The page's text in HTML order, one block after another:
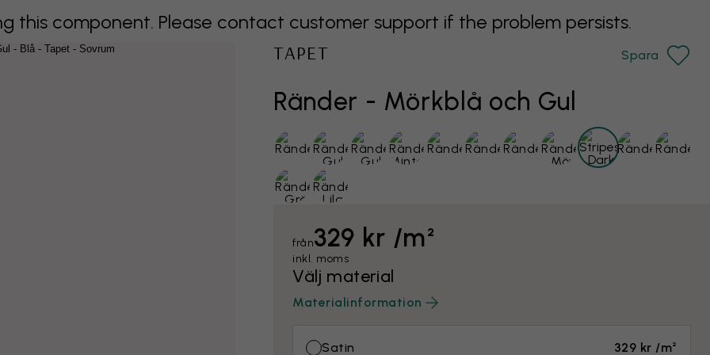
this component. Please contact customer support if the problem persists.
Ränder - Mörkblå och Gul
TAPET Spara
från329 kr /m²
inkl. moms
Välj material
Materialinformation
Satin 329 kr /m²